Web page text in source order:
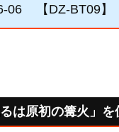
06 【DZ-BT09】
るは原初の篝火」